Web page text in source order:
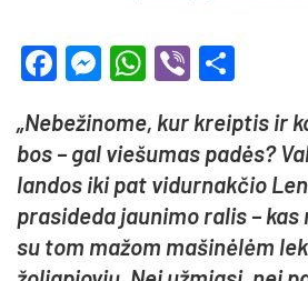
Facebook
Messenger
WhatsApp
Viber
„Ne­be­ži­no­me, kur kreip­tis ir
bos – gal vie­šu­mas pa­dės?
lan­dos iki pat vi­dur­nak­čio
pra­si­de­da jau­ni­mo ra­lis –
su tom ma­žom ma­ši­nė­lėm